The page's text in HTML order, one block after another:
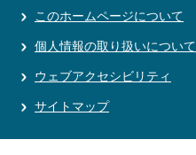
このホームページについて
個人情報の取り扱いについて
ウェブアクセシビリティ
サイトマップ